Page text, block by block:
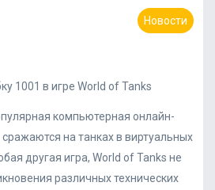
Новости
компьютерная онлайн-
сражаются на танках в виртуальных
другая игра, World of Tanks не
различных технических